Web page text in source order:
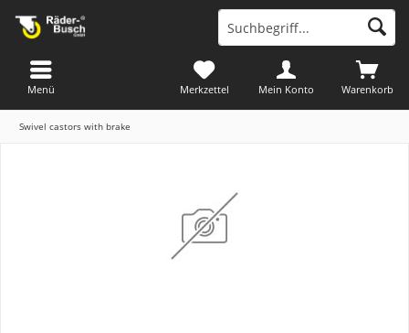
Warenkorb
Merkzettel Mein Konto
Menü
Swivel castors with brake